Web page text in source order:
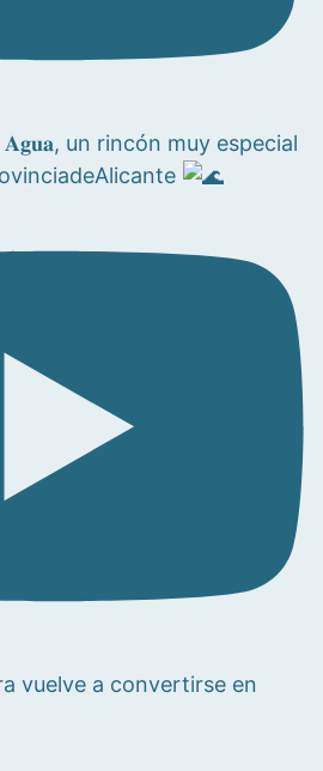
𝐀𝐠𝐮𝐚, un rincón muy especial
vuelve a convertirse en